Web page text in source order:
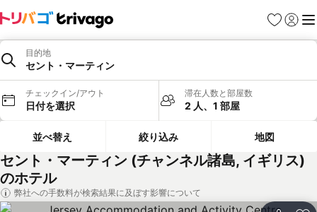
お気に入り
ログイ
メ
目的地
セント・マーティン
チェックイン/アウト
日付を選択
滞在人数と部屋数
2 人、1 部屋
並べ替え 絞り込み 地図
セント・マーティン (チャンネル諸島, イギリス)
のホテル
弊社への手数料が検索結果に及ぼす影響について